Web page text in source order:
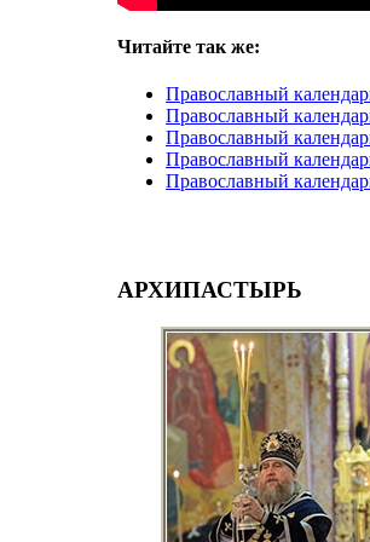
Читайте так же:
Православный
Православный
Православный
Православный
Православный
АРХИПАСТЫРЬ